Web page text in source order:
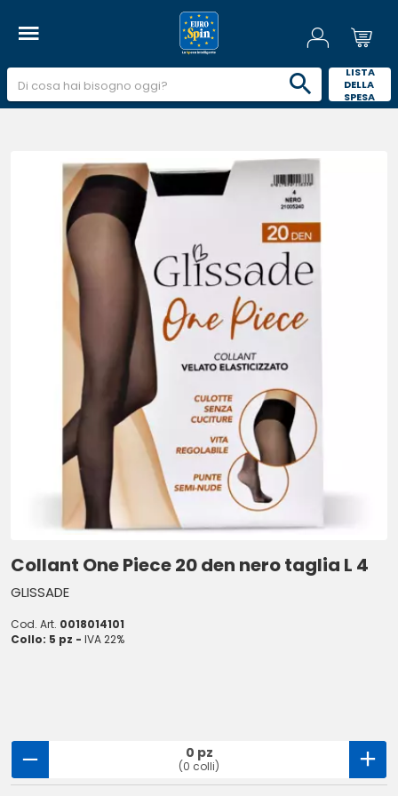
LISTA
DELLA
SPESA
Collant One Piece 20 den nero taglia L 4
GLISSADE
Cod. Art. 0018014101
Collo: 5 pz - IVA 22%
0 pz
(0 colli)